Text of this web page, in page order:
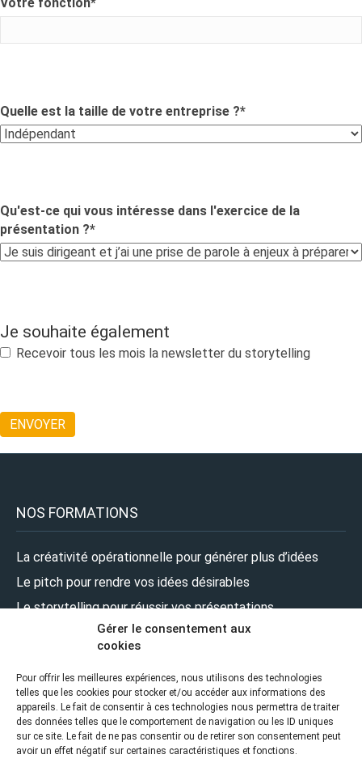
Gérer le consentement aux
cookies
Pour offrir les meilleures expériences, nous utilisons des technologies
telles que les cookies pour stocker et/ou accéder aux informations des
appareils. Le fait de consentir à ces technologies nous permettra de traiter
des données telles que le comportement de navigation ou les ID uniques
sur ce site. Le fait de ne pas consentir ou de retirer son consentement peut
avoir un effet négatif sur certaines caractéristiques et fonctions.
Quelle est la taille de votre entreprise ?*
Qu'est-ce qui vous intéresse dans l'exercice de la
présentation ?*
Je souhaite également
Recevoir tous les mois la newsletter du storytelling
NOS FORMATIONS
La créativité opérationnelle pour générer plus d’idées
Le pitch pour rendre vos idées désirables
Le storytelling pour réussir vos présentations
Le design pour renforcer l’impact de vos présentations
NOUS SUIVRE